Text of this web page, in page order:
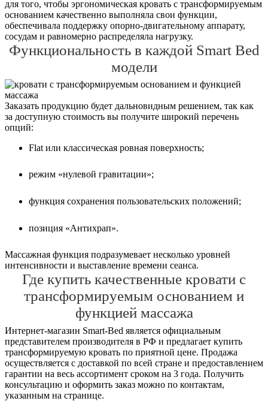
для того, чтобы эргономическая кровать с трансформируемым
основанием качественно выполняла свои функции,
обеспечивала поддержку опорно-двигательному аппарату,
сосудам и равномерно распределяла нагрузку.
Функциональность в каждой Smart Bed
модели
Заказать продукцию будет дальновидным решением, так как
за доступную стоимость вы получите широкий перечень
опций:
Flat или классическая ровная поверхность;
режим «нулевой гравитации»;
функция сохранения пользовательских положений;
позиция «Антихрап».
Массажная функция подразумевает несколько уровней
интенсивности и выставление времени сеанса.
Где купить качественные кровати с
трансформируемым основанием и
функцией массажа
Интернет-магазин Smart-Bed является официальным
представителем производителя в РФ и предлагает купить
трансформируемую кровать по приятной цене. Продажа
осуществляется с доставкой по всей стране и предоставлением
гарантии на весь ассортимент сроком на 3 года. Получить
консультацию и оформить заказ можно по контактам,
указанным на странице.